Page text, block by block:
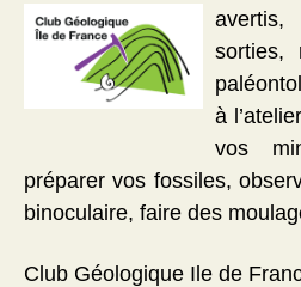
sorties,
à
vos
préparer vos fossiles,
binoculaire, faire des
Club Géologique Ile de